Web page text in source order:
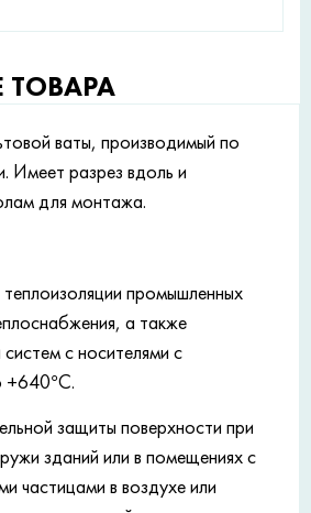
ваты, производимый по
Имеет разрез вдоль и
для монтажа.
промышленных
а также
с носителями с
+640°С.
защиты поверхности при
зданий или в помещениях с
частицами в воздухе или